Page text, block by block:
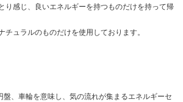
り感じ、良いエネルギーを持つものだけを持って帰
ュラルのものだけを使用しております。
盤、車輪を意味し、気の流れが集まるエネルギーセ